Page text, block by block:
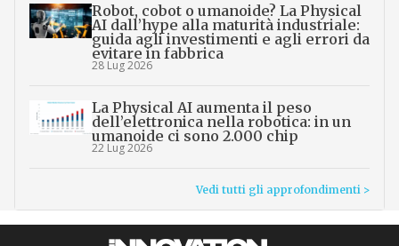
Robot, cobot o umanoide? La Physical
AI dall’hype alla maturità industriale:
guida agli investimenti e agli errori da
evitare in fabbrica
28 Lug 2026
La Physical AI aumenta il peso
dell’elettronica nella robotica: in un
umanoide ci sono 2.000 chip
22 Lug 2026
Vedi tutti gli approfondimenti >